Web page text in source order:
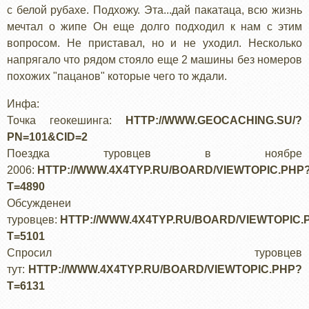
с белой рубахе. Подхожу. Эта...дай пакатаца, всю жизнь
мечтал о жипе Он еще долго подходил к нам с этим
вопросом. Не приставал, но и не уходил. Несколько
напрягало что рядом стояло еще 2 машины без номеров
похожих "пацанов" которые чего то ждали.
Инфа:
Точка геокешинга:
HTTP://WWW.GEOCACHING.SU/?
PN=101&CID=2
Поездка туровцев в ноябре
2006: HTTP://WWW.4X4TYP.RU/BOARD/
T=4890
Обсужденеи
туровцев: HTTP://WWW.4X4TYP.RU/BOARD/
T=5101
Спросил туровцев
тут: HTTP://WWW.4X4TYP.RU/BOARD/VIEWTOPIC.PHP?
T=6131